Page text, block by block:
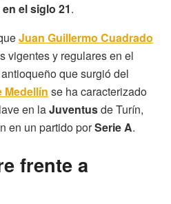
el siglo 21.
Juan Guillermo Cuadrado
vigentes y regulares en el
que surgió del
Medellín se ha caracterizado
en laJuventusde Turín,
en un partido porSerie A.
frente a